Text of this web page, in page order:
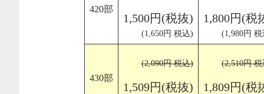
420部
1,500円(税抜)
(1,650円 税込)
1,800円(税
(1,980円
430部
(2,090円 税込)
1,509円(税抜)
(2,510円
1,809円(税